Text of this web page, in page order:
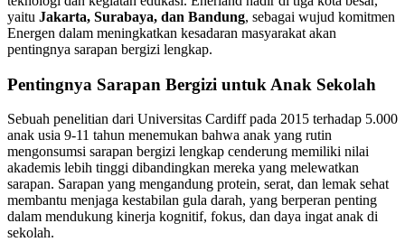
yaitu Jakarta, Surabaya, dan Bandung, sebagai wujud komitmen
Energen dalam meningkatkan kesadaran masyarakat akan
pentingnya sarapan bergizi lengkap.
Pentingnya Sarapan Bergizi untuk Anak Sekolah
Sebuah penelitian dari Universitas Cardiff pada 2015 terhadap 5.000
anak usia 9-11 tahun menemukan bahwa anak yang rutin
mengonsumsi sarapan bergizi lengkap cenderung memiliki nilai
akademis lebih tinggi dibandingkan mereka yang melewatkan
sarapan. Sarapan yang mengandung protein, serat, dan lemak sehat
membantu menjaga kestabilan gula darah, yang berperan penting
dalam mendukung kinerja kognitif, fokus, dan daya ingat anak di
sekolah.